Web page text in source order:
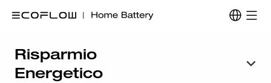
Risparmio
Energetico